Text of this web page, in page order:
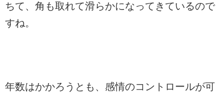
ちて、角も取れて滑らかになってきているので
すね。
年数はかかろうとも、感情のコントロールが可